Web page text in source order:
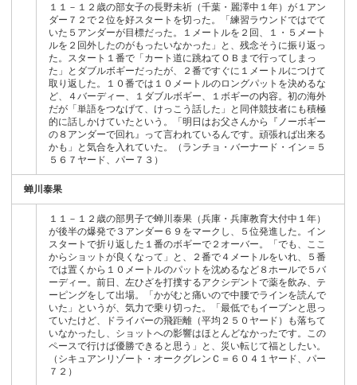
１１－１２歳の部女子の長野未祈（千葉・麗澤中１年）が１アン
ダー７２で２位を好スタートを切った。「練習ラウンドではでて
いた５アンダーが目標だった。１メートルを２回、１・５メート
ルを２回外したのがもったいなかった」と、残念そうに振り返っ
た。スタート１番で「カート道に跳ねてＯＢまで行ってしまっ
た」とダブルボギーだったが、２番ですぐに１メートルにつけて
取り返した。１０番では１０メートルのロングパットを決めるな
ど、４バーディー、１ダブルボギー、１ボギーの内容。初の海外
だが「単語をつなげて、けっこう話した」と同伴競技者にも積極
的に話しかけていたという。「明日はお父さんから『ノーボギー
の８アンダーで回れ』って言われているんです。頑張れば出来る
かも」と気合を入れていた。（ランチョ・バーナード・イン＝５
５６７ヤード、パー７３）
蝉川泰果
１１－１２歳の部男子で蝉川泰果（兵庫・兵庫教育大付中１年）
が後半の爆発で３アンダー６９をマークし、５位発進した。イン
スタートで折り返した１番のボギーで２オーバー。「でも、ここ
からショットが良くなって」と、２番で４メートルをいれ、５番
では置くから１０メートルのパットを沈めるなど８ホールで５バ
ーディー。前日、左ひざを打撲するアクシデントで薬を飲み、テ
ーピングをして出場。「かがむと痛いので中腰でラインを読んで
いた」というが、気力で乗り切った。「最低でもイーブンと思っ
ていたけど、ドライバーの飛距離（平均２５０ヤード）も落ちて
いなかったし、ショットへの影響はほとんどなかったです。この
ペースで行けば優勝できると思う」と、災い転じて福としたい。
（シキュアンリゾート・オークグレンＣ＝６０４１ヤード、パー
７２）